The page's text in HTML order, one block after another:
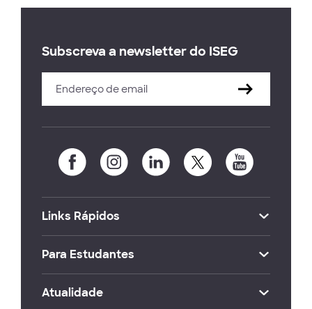
Subscreva a newsletter do ISEG
Links Rápidos
Para Estudantes
Atualidade